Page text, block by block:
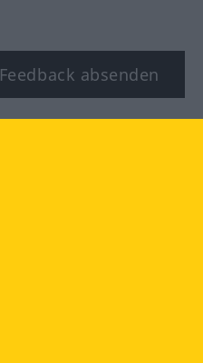
Feedback absenden